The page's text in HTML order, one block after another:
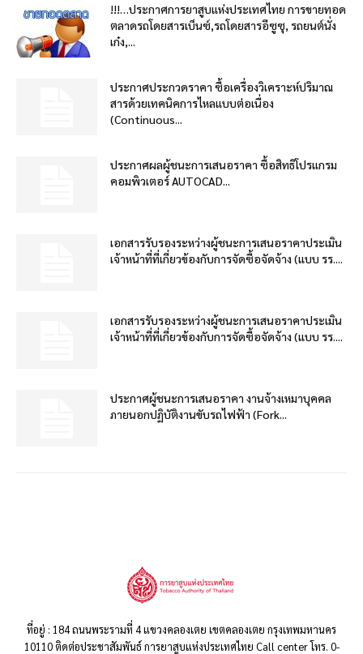
!!!…ประกาศการยาสูบแห่งประเทศไทย การขายทอด
ตลาดรถโดยสารเบ็นซ์,รถโดยสารอีซูซุ, รถยนต์นั่ง
เก๋ง,...
ประกาศประกวดราคา ซื้อเครื่องวิเคราะห์ปริมาณ
สารด้วยเทคนิคการไหลแบบต่อเนื่อง
(Continuous...
ประกาศผลผู้ชนะการเสนอราคา ซื้อสิทธิโปรแกรม
คอมพิวเตอร์ AUTOCAD...
เอกสารรับรองระหว่างผู้ชนะการเสนอราคาประเมิน
เจ้าหน้าที่ที่เกี่ยวข้องกับการจัดซื้อจัดจ้าง (แบบ รร....
เอกสารรับรองระหว่างผู้ชนะการเสนอราคาประเมิน
เจ้าหน้าที่ที่เกี่ยวข้องกับการจัดซื้อจัดจ้าง (แบบ รร....
ประกาศผู้ชนะการเสนอราคา งานจ้างเหมาบุคคล
ภายนอกปฏิบัติงานขับรถไฟฟ้า (Fork...
ที่อยู่ : 184 ถนนพระรามที่ 4 แขวงคลองเตย เขตคลองเตย กรุงเทพมหานคร
10110 ติดต่อประชาสัมพันธ์ การยาสูบแห่งประเทศไทย Call center โทร. 0-